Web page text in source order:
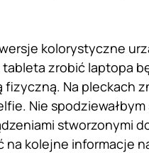
kolorystyczne
zrobić laptopa
Na pleckach
Nie
stworzonymi
kolejne informacje